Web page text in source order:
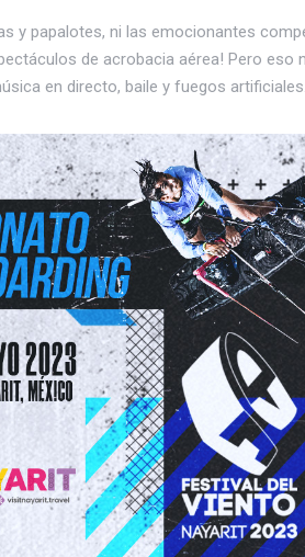
y papalotes, ni las emocionantes
de acrobacia aérea! Pero
en directo, baile y fuegos artificiales.